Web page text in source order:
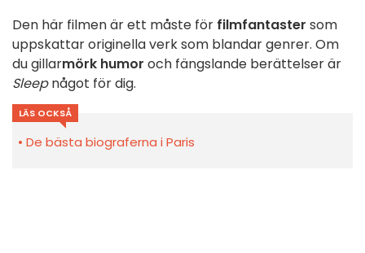
Den här filmen är ett måste för filmfantaster som
uppskattar originella verk som blandar genrer. Om
du gillarmörk humor och fängslande berättelser är
Sleepnågot för dig.
LÄS OCKSÅ
De bästa biograferna i Paris